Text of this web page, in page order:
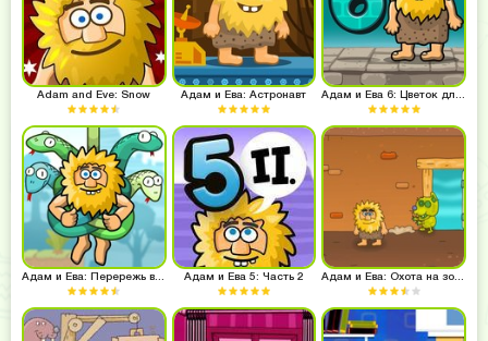
Adam and Eve: Snow Адам и Ева: Астронавт
Адам и Ева: Перережь веревку Адам и Ева 5: Часть 2 Адам и Ева: Охота на зомби